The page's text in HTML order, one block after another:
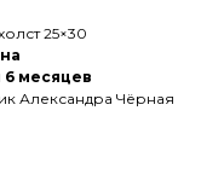
25×30
6 месяцев
Александра Чёрная